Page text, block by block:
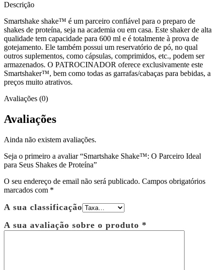
para
Seus
Shakes
de
Proteína
Descrição
Smartshake shake™ é um parceiro confiável para o preparo de
shakes de proteína, seja na academia ou em casa. Este shaker de alta
qualidade tem capacidade para 600 ml e é totalmente à prova de
gotejamento. Ele também possui um reservatório de pó, no qual
outros suplementos, como cápsulas, comprimidos, etc., podem ser
armazenados. O PATROCINADOR oferece exclusivamente este
Smartshaker™, bem como todas as garrafas/cabaças para bebidas, a
preços muito atrativos.
Avaliações (0)
Avaliações
Ainda não existem avaliações.
Seja o primeiro a avaliar “Smartshake Shake™: O Parceiro Ideal
para Seus Shakes de Proteína”
O seu endereço de email não será publicado. Campos obrigatórios
marcados com *
A sua classificação
A sua avaliação sobre o produto *